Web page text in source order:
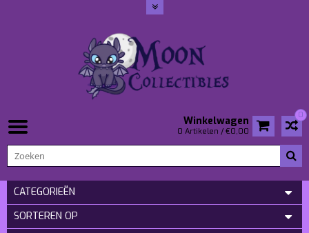
0
Winkelwagen
0 Artikelen / €0,00
CATEGORIEËN
SORTEREN OP